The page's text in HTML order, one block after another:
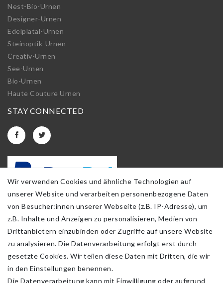
Nest-Bio-Urnen
Designer-Urnen
Edelplatal-Urnen
Steinoptik-Urnen
Creativ-Urnen
See-Urnen
Bio-Urnen
Haute Couture Urnen
STAY CONNECTED
Wir verwenden Cookies und ähnliche Technologien auf
unserer Website und verarbeiten personenbezogene Daten
von Besucher:innen unserer Webseite (z.B. IP-Adresse), um
z.B. Inhalte und Anzeigen zu personalisieren, Medien von
Drittanbietern einzubinden oder Zugriffe auf unsere Website
zu analysieren. Die Datenverarbeitung erfolgt erst durch
gesetzte Cookies. Wir teilen diese Daten mit Dritten, die wir
in den Einstellungen benennen.
Die Datenverarbeitung kann mit Einwilligung oder aufgrund